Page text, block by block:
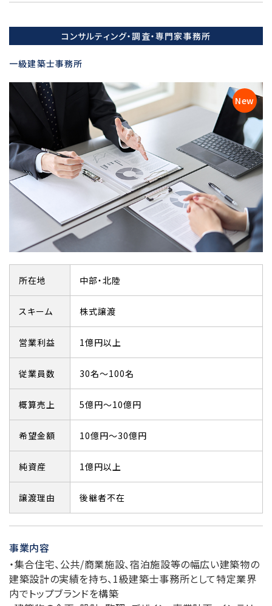
コンサルティング・調査・専門家事務所
一級建築士事務所
所在地 中部・北陸
スキーム 株式譲渡
営業利益 1億円以上
従業員数 30名～100名
概算売上 5億円～10億円
希望金額 10億円～30億円
純資産 1億円以上
譲渡理由 後継者不在
事業内容
・集合住宅、公共/商業施設、宿泊施設等の幅広い建築物の
建築設計の実績を持ち、1級建築士事務所として特定業界
内でトップブランドを構築